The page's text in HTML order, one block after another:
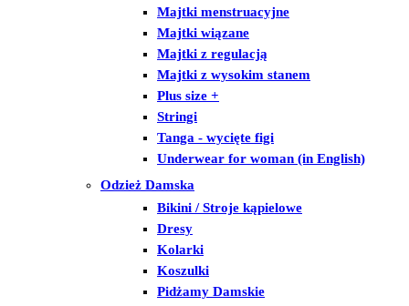
Majtki menstruacyjne
Majtki wiązane
Majtki z regulacją
Majtki z wysokim stanem
Plus size +
Stringi
Tanga - wycięte figi
Underwear for woman (in English)
Odzież Damska
Bikini / Stroje kąpielowe
Dresy
Kolarki
Koszulki
Pidżamy Damskie